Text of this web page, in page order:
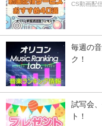
CS動画配
毎週の
ク！
試写会
ト！